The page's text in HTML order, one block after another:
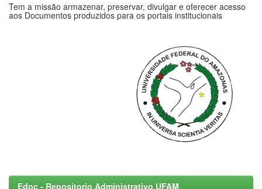
Tem a missão armazenar, preservar, divulgar e oferecer acesso
aos Documentos produzidos para os portais institucionais
Edoc - Repositorio Administrativo UFAM